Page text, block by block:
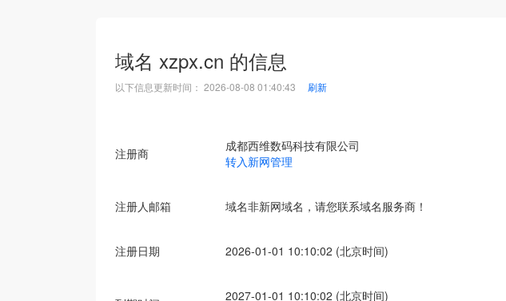
域名 xzpx.cn 的信息
以下信息更新时间： 2026-08-08 01:40:43 刷新
注册商
成都西维数码科技有限公司
转入新网管理
注册人邮箱 域名非新网域名，请您联系域名服务商！
注册日期 2026-01-01 10:10:02 (北京时间)
2027-01-01 10:10:02 (北京时间)